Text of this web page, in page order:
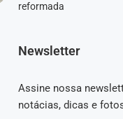
reformada
Newsletter
Assine nossa
notácias, dicas e